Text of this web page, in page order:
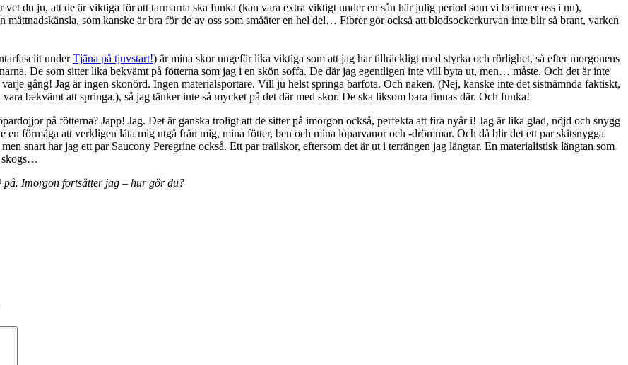
du ju, att de är viktiga för att tarmarna ska funka (kan vara extra viktigt under en sån här julig period som vi befinner oss i nu),
som kanske är bra för de av oss som småäter en hel del… Fibrer gör också att blodsockerkurvan inte blir så brant, varken
underTjäna på tjuvstart!) är mina skor ungefär lika viktiga som att jag har tillräckligt med styrka och rörlighet, så efter morgonens
De som sitter lika bekvämt på fötterna som jag i en skön soffa. De där jag egentligen inte vill byta ut, men… måste. Och det är inte
gång! Jag är ingen skonörd. Ingen materialsportare. Vill ju helst springa barfota. Och naken. (Nej, kanske inte det sistnämnda faktiskt,
bekvämt att springa.), så jag tänker inte så mycket på det där med skor. De ska liksom bara finnas där. Och funka!
på fötterna? Japp! Jag. Det är ganska troligt att de sitter på imorgon också, perfekta att fira nyår i! Jag är lika glad, nöjd och snygg
en förmåga att verkligen låta mig utgå från mig, mina fötter, ben och mina löparvanor och -drömmar. Och då blir det ett par skitsnygga
snart har jag ett par Saucony Peregrine också. Ett par trailskor, eftersom det är ut i terrängen jag längtar. En materialistisk längtan som
skogs…
Imorgon fortsätter jag – hur gör du?